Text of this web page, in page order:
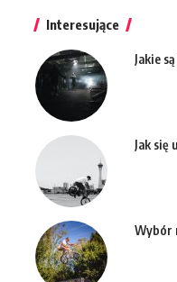
Interesujące
Jakie
Jak się
Wybór